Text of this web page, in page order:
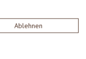
Ablehnen
(rote Linsen*,